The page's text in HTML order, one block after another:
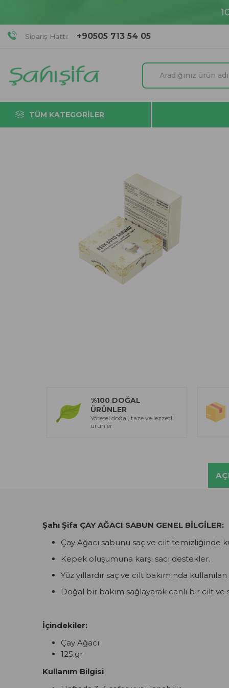
Sipariş Hattı: +90505 713 54 05
TÜM KATEGORILER
%100 DOĞAL
ÜRÜNLER
Yöresel doğal, taze ve lezzetli
ürünler
Şahı Şifa ÇAY AĞACI SABUN GENEL BİLGİLER:
Çay Ağacı sabunu saç ve cilt temizliğinde
Kepek oluşumuna karşı sacı destekler.
Yüz yıllardır saç ve cilt bakımında
Doğal bir bakım sağlayarak canlı bir cilt
İçindekiler:
Çay Ağacı
125.gr
Kullanım Bilgisi